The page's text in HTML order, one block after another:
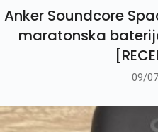
Anker Soundcore
maratonska
09/